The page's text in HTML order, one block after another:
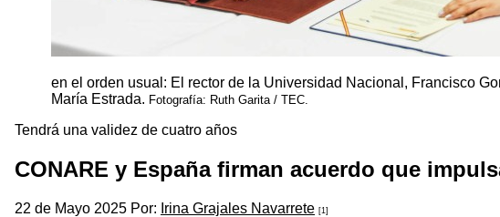
en el orden usual: El rector de la Universidad Nacional, Francisco
María Estrada. Fotografía: Ruth Garita / TEC.
Tendrá una validez de cuatro años
CONARE y España firman acuerdo que
22 de Mayo 2025 Por: Irina Grajales Navarrete [1]